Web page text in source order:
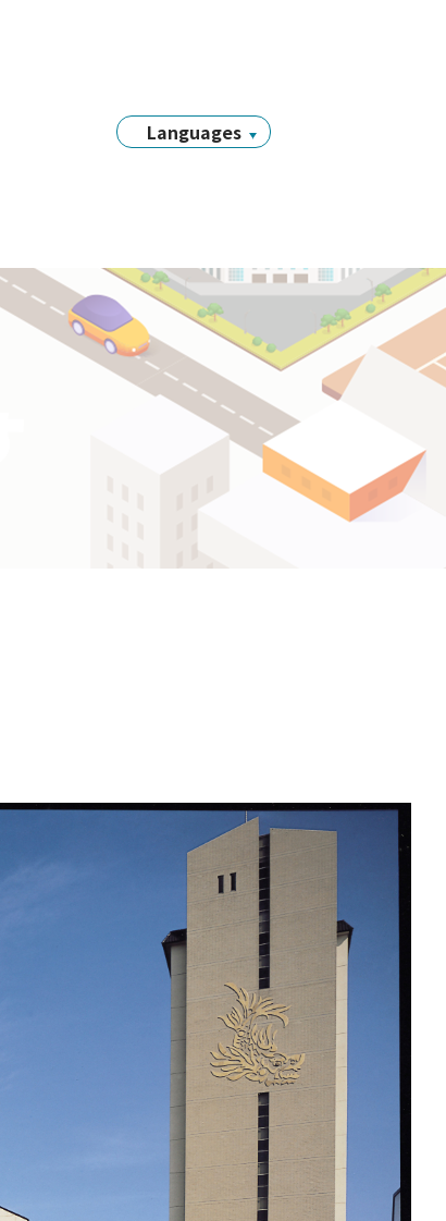
Languages
繁體中文
Tiếng Việt
Filipino
Português
한국어
Bahasa
ဗမာစာ
ไทย